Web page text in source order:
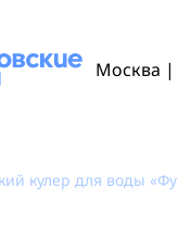
Москва |
кулер для воды